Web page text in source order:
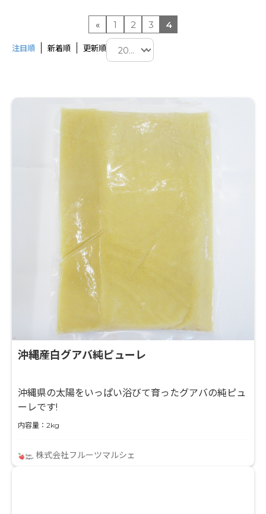
« 1 2 3 4
注目順 新着順 更新順
沖縄産白グアバ純ピューレ
沖縄県の太陽をいっぱい浴びて育ったグアバの純ピュ
ーレです!
内容量：2kg
株式会社フルーツマルシェ